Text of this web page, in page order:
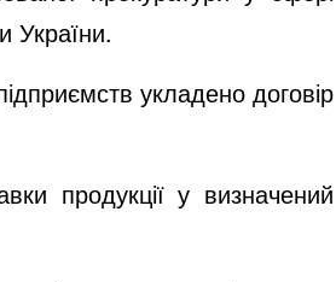
України.
укладено договір
продукції у визначений